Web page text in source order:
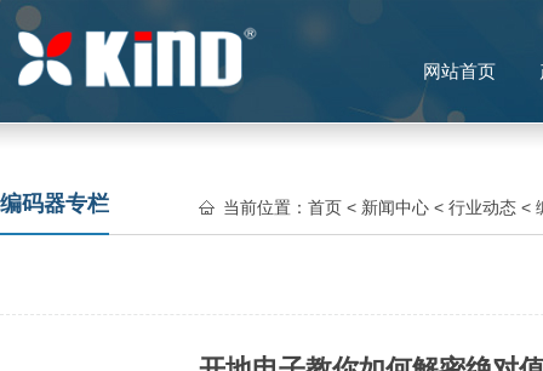
网站首页
编码器专栏 当前位置： 首页 < 新闻中心 < 行业动态 <